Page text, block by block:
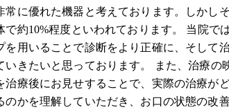
常に優れた機器と考えております。しかし
で約10%程度といわれております。 当院で
を用いることで診断をより正確に、そして
いきたいと思っております。 また、治療の
治療後にお見せすることで、実際の治療が
のかを理解していただき、お口の状態の改